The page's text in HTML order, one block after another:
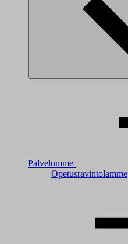
Palvelumme
Opetusravintolamme